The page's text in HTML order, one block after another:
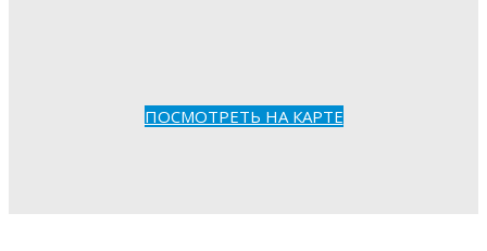
ПОСМОТРЕТЬ НА КАРТЕ